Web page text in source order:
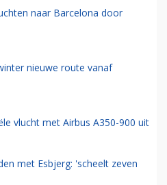
naar Barcelona door
nieuwe route vanaf
vlucht met Airbus A350-900 uit
met Esbjerg: 'scheelt zeven